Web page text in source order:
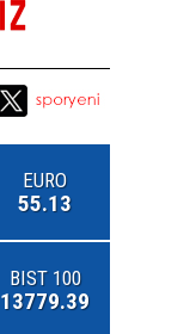
EURO
55.13
BIST 100
13779.39